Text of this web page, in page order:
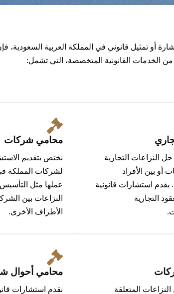
أو تمثيل قانوني في المملكة العربية السعودية،
الخدمات القانونية المتخصصة، التي تشمل:
النزاعات التجارية
أو بين الأفراد
استشارات قانونية
التجارية
محامي شركات
نختص بتقديم
لشركات المملكة
عملها مثل
النزاعات بين
الأطراف الأخرى.
المتعلقة
محامي أحوال
نقدم استشارات